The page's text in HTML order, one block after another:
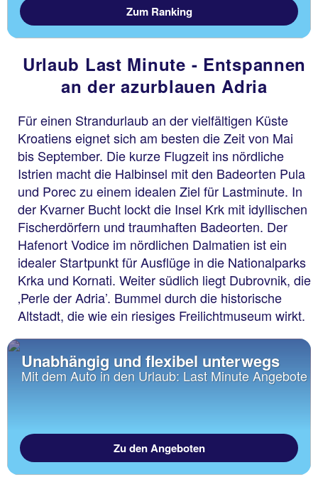
Zum Ranking
Urlaub Last Minute - Entspannen
an der azurblauen Adria
Für einen Strandurlaub an der vielfältigen Küste
Kroatiens eignet sich am besten die Zeit von Mai
bis September. Die kurze Flugzeit ins nördliche
Istrien macht die Halbinsel mit den Badeorten Pula
und Porec zu einem idealen Ziel für Lastminute. In
der Kvarner Bucht lockt die Insel Krk mit idyllischen
Fischerdörfern und traumhaften Badeorten. Der
Hafenort Vodice im nördlichen Dalmatien ist ein
idealer Startpunkt für Ausflüge in die Nationalparks
Krka und Kornati. Weiter südlich liegt Dubrovnik, die
‚Perle der Adria’. Bummel durch die historische
Altstadt, die wie ein riesiges Freilichtmuseum wirkt.
Unabhängig und flexibel unterwegs
Mit dem Auto in den Urlaub: Last Minute Angebote
Zu den Angeboten